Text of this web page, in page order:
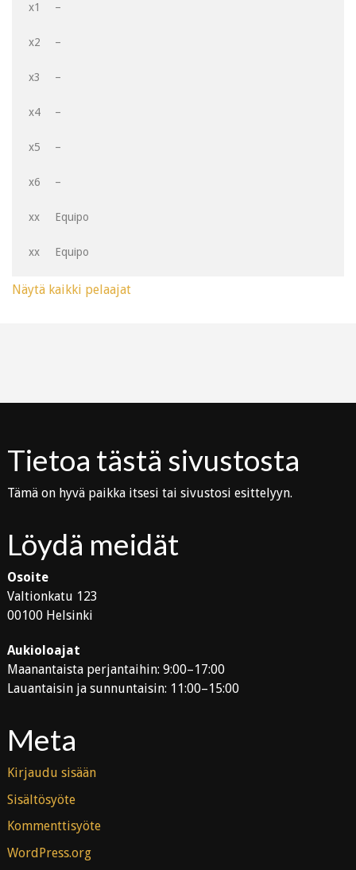
x1 –
x2 –
x3 –
x4 –
x5 –
x6 –
xx Equipo
xx Equipo
Näytä kaikki pelaajat
Tietoa tästä sivustosta
Tämä on hyvä paikka itsesi tai sivustosi esittelyyn.
Löydä meidät
Osoite
Valtionkatu 123
00100 Helsinki
Aukioloajat
Maanantaista perjantaihin: 9:00–17:00
Lauantaisin ja sunnuntaisin: 11:00–15:00
Meta
Kirjaudu sisään
Sisältösyöte
Kommenttisyöte
WordPress.org